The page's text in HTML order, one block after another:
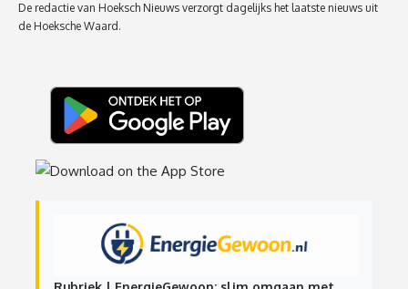
De redactie van Hoeksch Nieuws verzorgt dagelijks het laatste nieuws uit
de Hoeksche Waard.